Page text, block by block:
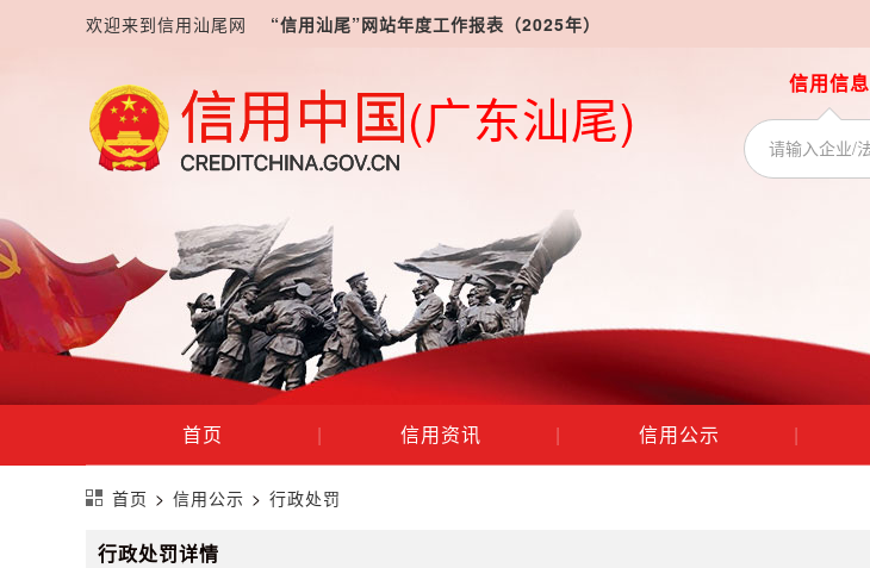
(广东汕尾)
欢迎来到信用汕尾网 “信用汕尾”网站年度工作报表（2025年）
信用信息
首页 | 信用资讯 | 信用公示 |
首页 > 信用公示 > 行政处罚
行政处罚详情